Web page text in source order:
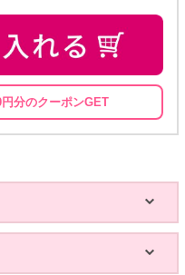
分のクーポンGET